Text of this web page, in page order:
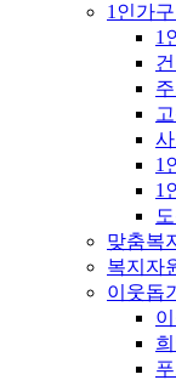
1인가
1
1
1
맞춤복
복지자
이웃돕